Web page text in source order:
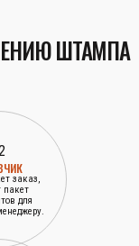
ШТАМПА
заказ,
пакет
для